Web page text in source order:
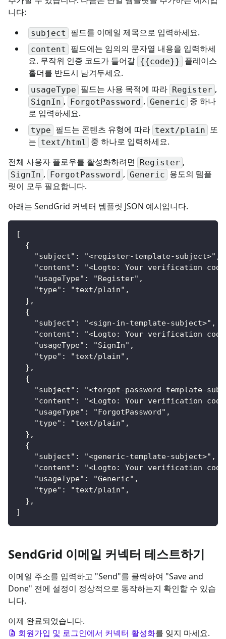
니다:
subject 필드를 이메일 제목으로 입력하세요.
content
필드에는 임의의 문자열 내용을 입력하세
요. 무작위 인증 코드가 들어갈 {{code}}
플레이스
홀더를 반드시 남겨두세요.
usageType 필드는 사용 목적에 따라 Register ,
SignIn , ForgotPassword , Generic 중 하나
로 입력하세요.
type 필드는 콘텐츠 유형에 따라 text/plain 또
는 text/html
중 하나로 입력하세요.
전체 사용자 플로우를 활성화하려면
Register ,
SignIn , ForgotPassword , Generic 용도의 템플
릿이 모두 필요합니다.
아래는 SendGrid 커넥터 템플릿 JSON 예시입니다.
[
  {
    "subject": "<register-template-subject>",
"content": "<Logto: Your verification
    "usageType": "Register",
    "type": "text/plain",
  },
  {
    "subject": "<sign-in-template-subject>",
"content": "<Logto: Your verification
    "usageType": "SignIn",
    "type": "text/plain",
  },
  {
"subject": "<forgot-password-template-
"content": "<Logto: Your verification
    "usageType": "ForgotPassword",
    "type": "text/plain",
  },
  {
    "subject": "<generic-template-subject>",
"content": "<Logto: Your verification
    "usageType": "Generic",
    "type": "text/plain",
  },
]
SendGrid 이메일 커넥터 테스트하기
이메일 주소를 입력하고 "Send"를 클릭하여 "Save and
Done" 전에 설정이 정상적으로 동작하는지 확인할 수 있습
니다.
이제 완료되었습니다.
회원가입 및 로그인에서 커넥터 활성화를 잊지 마세요.